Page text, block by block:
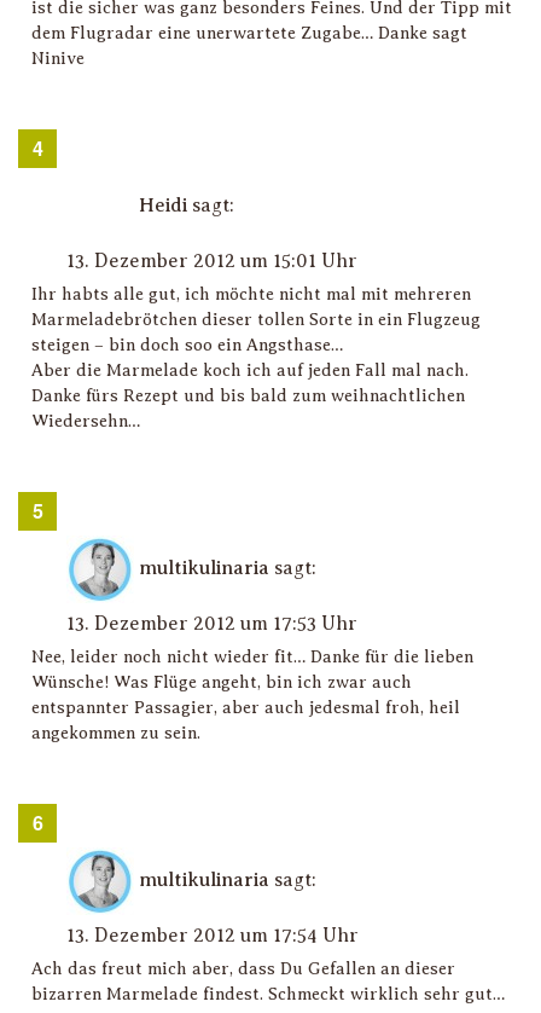
ist die sicher was ganz besonders Feines. Und der Tipp mit
dem Flugradar eine unerwartete Zugabe… Danke sagt
Ninive
Heidi sagt:
13. Dezember 2012 um 15:01 Uhr
Ihr habts alle gut, ich möchte nicht mal mit mehreren
Marmeladebrötchen dieser tollen Sorte in ein Flugzeug
steigen – bin doch soo ein Angsthase…
Aber die Marmelade koch ich auf jeden Fall mal nach.
Danke fürs Rezept und bis bald zum weihnachtlichen
Wiedersehn…
multikulinaria sagt:
13. Dezember 2012 um 17:53 Uhr
Nee, leider noch nicht wieder fit… Danke für die lieben
Wünsche! Was Flüge angeht, bin ich zwar auch
entspannter Passagier, aber auch jedesmal froh, heil
angekommen zu sein.
multikulinaria sagt:
13. Dezember 2012 um 17:54 Uhr
Ach das freut mich aber, dass Du Gefallen an dieser
bizarren Marmelade findest. Schmeckt wirklich sehr gut…